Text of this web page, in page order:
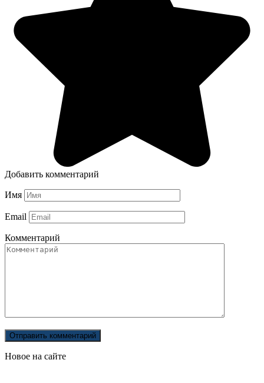
Добавить комментарий
Имя
Email
Комментарий
Новое на сайте